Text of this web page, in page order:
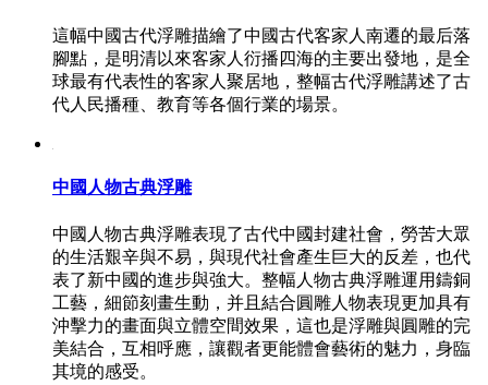
這幅中國古代浮雕描繪了中國古代客家人南遷的最后落
腳點，是明清以來客家人衍播四海的主要出發地，是全
球最有代表性的客家人聚居地，整幅古代浮雕講述了古
代人民播種、教育等各個行業的場景。
中國人物古典浮雕
中國人物古典浮雕表現了古代中國封建社會，勞苦大眾
的生活艱辛與不易，與現代社會產生巨大的反差，也代
表了新中國的進步與強大。整幅人物古典浮雕運用鑄銅
工藝，細節刻畫生動，并且結合圓雕人物表現更加具有
沖擊力的畫面與立體空間效果，這也是浮雕與圓雕的完
美結合，互相呼應，讓觀者更能體會藝術的魅力，身臨
其境的感受。